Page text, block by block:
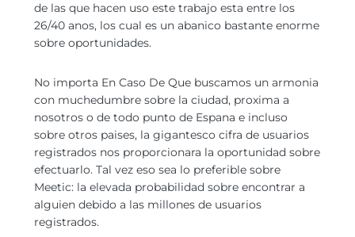
de las que hacen uso este trabajo esta entre los
26/40 anos, los cual es un abanico bastante enorme
sobre oportunidades.
No importa En Caso De Que buscamos un armonia
con muchedumbre sobre la ciudad, proxima a
nosotros o de todo punto de Espana e incluso
sobre otros paises, la gigantesco cifra de usuarios
registrados nos proporcionara la oportunidad sobre
efectuarlo. Tal vez eso sea lo preferible sobre
Meetic: la elevada probabilidad sobre encontrar a
alguien debido a las millones de usuarios
registrados.